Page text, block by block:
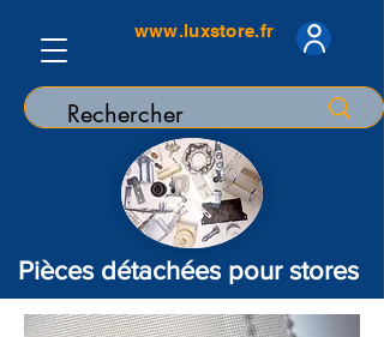
www.luxstore.fr
Pièces détachées pour stores